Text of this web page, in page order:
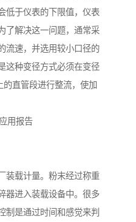
低于仪表的下限值，仪表
了解决这一问题，通常采
流速，并选用较小口径的
这种变径方式必须在变径
直管段进行整流，使加
用报告
装载计量。粉末经过称重
器进入装载设备中。很多
制是通过时间和感觉来判